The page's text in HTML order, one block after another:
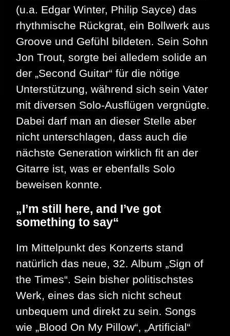
(u.a. Edgar Winter, Philip Sayce) das
rhythmische Rückgrat, ein Bollwerk aus
Groove und Gefühl bildeten. Sein Sohn
Jon Trout, sorgte bei alledem solide an
der „Second Guitar“ für die nötige
Unterstützung, während sich sein Vater
mit diversen Solo-Ausflügen vergnügte.
Dabei darf man an dieser Stelle aber
nicht unterschlagen, dass auch die
nächste Generation wirklich fit an der
Gitarre ist, was er ebenfalls Solo
beweisen konnte.
„I’m still here, and I’ve got
something to say“
Im Mittelpunkt des Konzerts stand
natürlich das neue, 32. Album „Sign of
the Times“. Sein bisher politischstes
Werk, eines das sich nicht scheut
unbequem und direkt zu sein. Songs
wie „Blood On My Pillow“, „Artificial“